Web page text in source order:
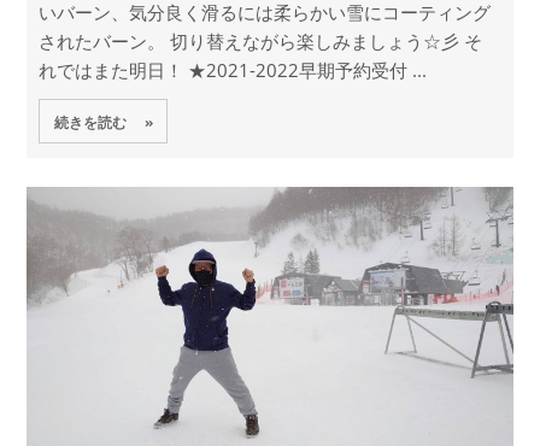
いバーン、気分良く滑るには柔らかい雪にコーティング
されたバーン。 切り替えながら楽しみましょう☆彡 そ
れではまた明日！ ★2021-2022早期予約受付 ...
続きを読む »